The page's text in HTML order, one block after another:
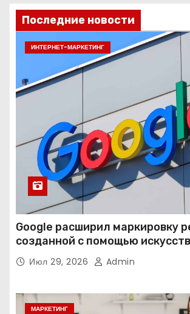
Последние новости
ИНТЕРНЕТ-МАРКЕТИНГ
Google расширил маркировку
созданной с помощью
интеллекта
Июл 29, 2026 Admin
МАРКЕТИНГ